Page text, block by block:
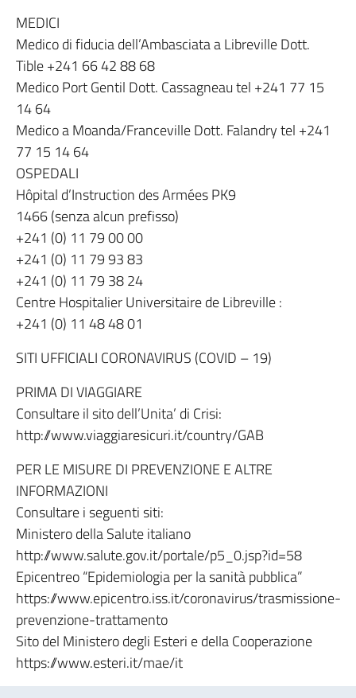
MEDICI
Medico di fiducia dell’Ambasciata a Libreville Dott.
Tible +241 66 42 88 68
Medico Port Gentil Dott. Cassagneau tel +241 77 15
14 64
Medico a Moanda/Franceville Dott. Falandry tel +241
77 15 14 64
OSPEDALI
Hôpital d’Instruction des Armées PK9
1466 (senza alcun prefisso)
+241 (0) 11 79 00 00
+241 (0) 11 79 93 83
+241 (0) 11 79 38 24
Centre Hospitalier Universitaire de Libreville :
+241 (0) 11 48 48 01
SITI UFFICIALI CORONAVIRUS (COVID – 19)
PRIMA DI VIAGGIARE
Consultare il sito dell’Unita’ di Crisi:
http://www.viaggiaresicuri.it/country/GAB
PER LE MISURE DI PREVENZIONE E ALTRE
INFORMAZIONI
Consultare i seguenti siti:
Ministero della Salute italiano
http://www.salute.gov.it/portale/p5_0.jsp?id=58
Epicentreo “Epidemiologia per la sanità pubblica”
https://www.epicentro.iss.it/coronavirus/trasmissione-
prevenzione-trattamento
Sito del Ministero degli Esteri e della Cooperazione
https://www.esteri.it/mae/it